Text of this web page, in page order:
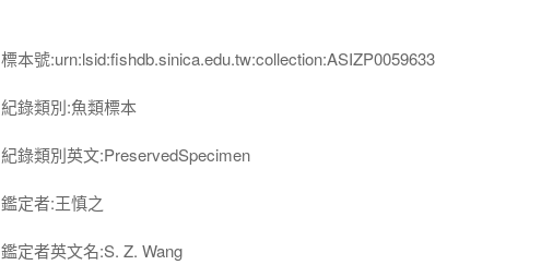
標本號:urn:lsid:fishdb.sinica.edu.tw:collection:ASIZP0059633
紀錄類別:魚類標本
紀錄類別英文:PreservedSpecimen
鑑定者:王慎之
鑑定者英文名:S. Z. Wang